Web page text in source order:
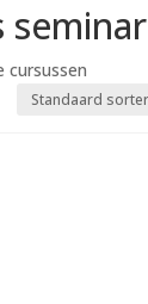
seminar
cursussen